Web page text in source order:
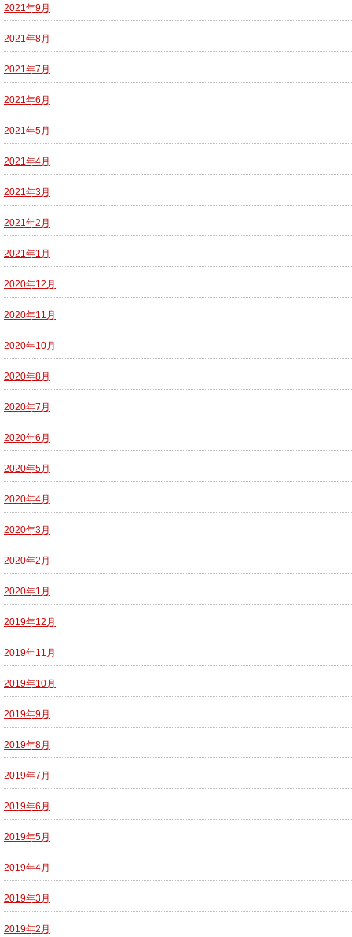
2021年9月
2021年8月
2021年7月
2021年6月
2021年5月
2021年4月
2021年3月
2021年2月
2021年1月
2020年12月
2020年11月
2020年10月
2020年8月
2020年7月
2020年6月
2020年5月
2020年4月
2020年3月
2020年2月
2020年1月
2019年12月
2019年11月
2019年10月
2019年9月
2019年8月
2019年7月
2019年6月
2019年5月
2019年4月
2019年3月
2019年2月